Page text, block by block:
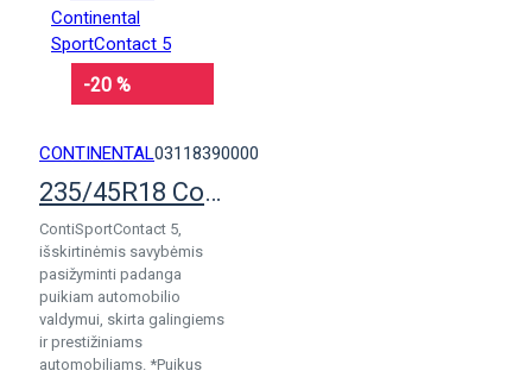
-20 %
CONTINENTAL03118390000
235/45R18 Continental SportContact 5
ContiSportContact 5,
išskirtinėmis savybėmis
pasižyminti padanga
puikiam automobilio
valdymui, skirta galingiems
ir prestižiniams
automobiliams. *Puikus